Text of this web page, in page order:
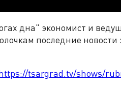
дна" экономист и
последние новости
tsargrad.tv/shows/